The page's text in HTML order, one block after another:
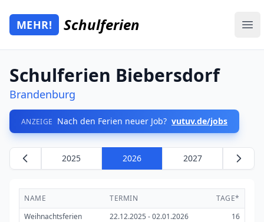
Zum Hauptinhalt springen
Mehr Schulferien
MEHR! Schulferien
Schulferien Biebersdorf
Brandenburg
ANZEIGE Nach den Ferien neuer Job? vutuv.de/jobs
2025 2026 2027
NAME TERMIN
TAGE*
Weihnachtsferien
22.12.2025 - 02.01.2026
16